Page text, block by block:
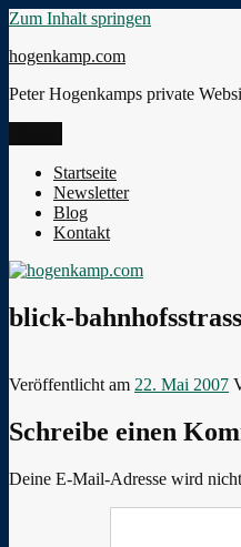
Zum Inhalt springen
hogenkamp.com
Peter Hogenkamps private
Startseite
Newsletter
Blog
Kontakt
blick-
Veröffentlicht am 22. Mai 2007
Schreibe einen
Deine E-Mail-Adresse wird